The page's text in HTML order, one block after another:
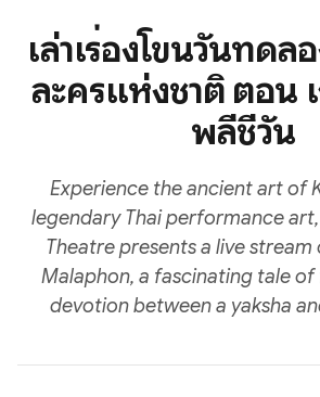
เล่าเรื่องโขนวันทดล
ละครแห่งชาติ ตอน
พลีชีวัน
Experience the ancient art of
legendary Thai performance
Theatre presents a live stream
Malaphon, a fascinating tale
devotion between a yaksha